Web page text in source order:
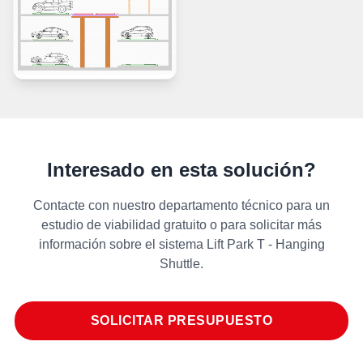
Interesado en esta solución?
Contacte con nuestro departamento técnico para un
estudio de viabilidad gratuito o para solicitar más
información sobre el sistema Lift Park T - Hanging
Shuttle.
SOLICITAR PRESUPUESTO